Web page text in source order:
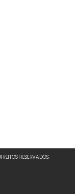
RESERVADOS.